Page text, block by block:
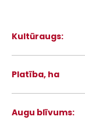
Kultūraugs:
Platība, ha
Augu blīvums: